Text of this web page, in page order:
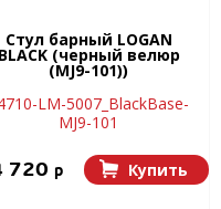
Стул барный LOGAN
BLACK (черный велюр
(MJ9-101))
LM-5007_BlackBase-
MJ9-101
720 p Купить